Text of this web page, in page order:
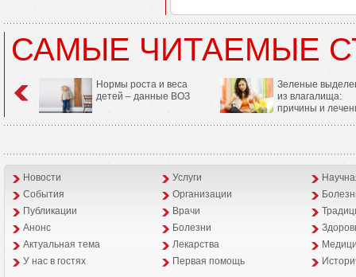
САМЫЕ ЧИТАЕМЫЕ
Нормы роста и веса
детей – данные ВОЗ
Зеленые
из влагалища:
причины и
Новости Услуги
События
Организации
Публикации
Врачи
Анонс
Болезни
Aктуальная тема
Лекарства
У нас в гостях
Первая помощь